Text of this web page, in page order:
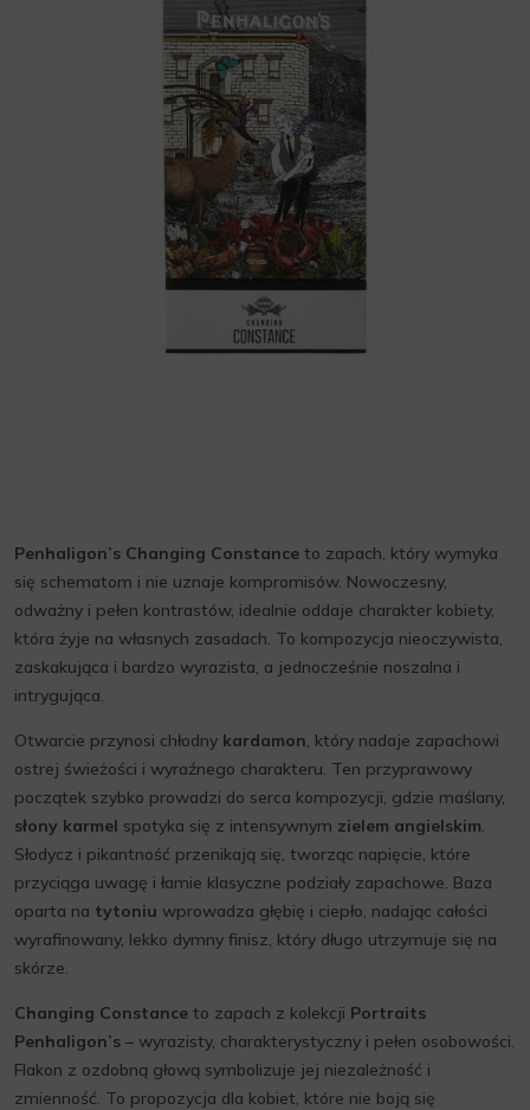
Penhaligon’s Changing Constance to zapach, który wymyka
się schematom i nie uznaje kompromisów. Nowoczesny,
odważny i pełen kontrastów, idealnie oddaje charakter kobiety,
która żyje na własnych zasadach. To kompozycja nieoczywista,
zaskakująca i bardzo wyrazista, a jednocześnie noszalna i
intrygująca.
Otwarcie przynosi chłodny kardamon, który nadaje zapachowi
ostrej świeżości i wyraźnego charakteru. Ten przyprawowy
początek szybko prowadzi do serca kompozycji, gdzie maślany,
słony karmel spotyka się z intensywnym zielem angielskim.
Słodycz i pikantność przenikają się, tworząc napięcie, które
przyciąga uwagę i łamie klasyczne podziały zapachowe. Baza
oparta na tytoniu wprowadza głębię i ciepło, nadając całości
wyrafinowany, lekko dymny finisz, który długo utrzymuje się na
skórze.
Changing Constance to zapach z kolekcji Portraits
Penhaligon’s – wyrazisty, charakterystyczny i pełen osobowości.
Flakon z ozdobną głową symbolizuje jej niezależność i
zmienność. To propozycja dla kobiet, które nie boją się